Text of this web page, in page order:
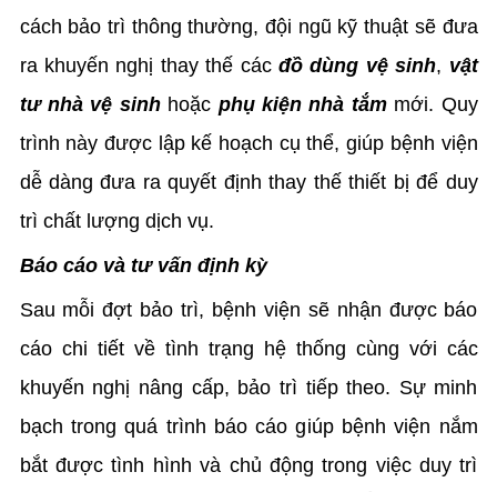
cách bảo trì thông thường, đội ngũ kỹ thuật sẽ đưa
ra khuyến nghị thay thế các đồ dùng vệ sinh, vật
tư nhà vệ sinhhoặc phụ kiện nhà tắmmới. Quy
trình này được lập kế hoạch cụ thể, giúp bệnh viện
dễ dàng đưa ra quyết định thay thế thiết bị để duy
trì chất lượng dịch vụ.
Báo cáo và tư vấn định kỳ
Sau mỗi đợt bảo trì, bệnh viện sẽ nhận được báo
cáo chi tiết về tình trạng hệ thống cùng với các
khuyến nghị nâng cấp, bảo trì tiếp theo. Sự minh
bạch trong quá trình báo cáo giúp bệnh viện nắm
bắt được tình hình và chủ động trong việc duy trì